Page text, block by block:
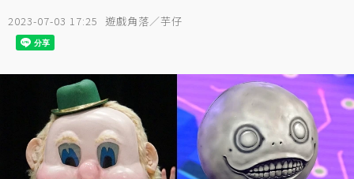
2023-07-03 17:25 遊戲角落／芋仔